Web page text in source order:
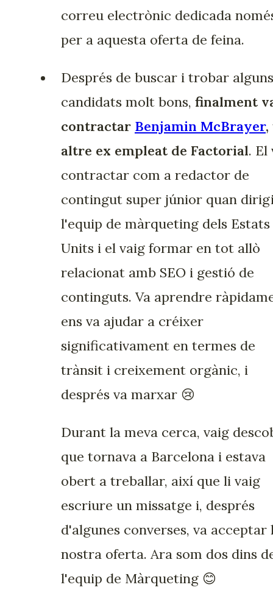
correu electrònic dedicada
per a aquesta oferta de feina.
Després de buscar i trobar alguns
candidats molt bons, finalment
contractar Benjamin McBrayer,
altre ex empleat de Factorial. El
contractar com a redactor de
contingut super júnior quan
l'equip de màrqueting dels Estats
Units i el vaig formar en tot allò
relacionat amb SEO i gestió de
continguts. Va aprendre
ens va ajudar a créixer
significativament en termes de
trànsit i creixement orgànic, i
després va marxar 😢
Durant la meva cerca, vaig
que tornava a Barcelona i estava
obert a treballar, així que li vaig
escriure un missatge i, després
d'algunes converses, va acceptar
nostra oferta. Ara som dos dins
l'equip de Màrqueting 😊